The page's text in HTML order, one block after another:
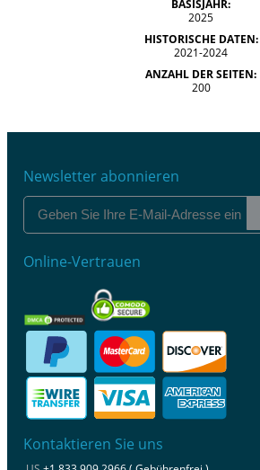
BASISJAHR:
2025
HISTORISCHE DATEN:
2021-2024
ANZAHL DER SEITEN:
200
Newsletter abonnieren
Online-Vertrauen
Kontaktieren Sie uns